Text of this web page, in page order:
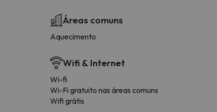
Áreas comuns
Aquecimento
Wifi & Internet
Wi-fi
Wi-Fi gratuito nas áreas comuns
Wifi grátis